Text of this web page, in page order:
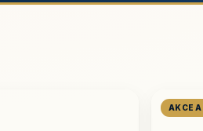
AKCE